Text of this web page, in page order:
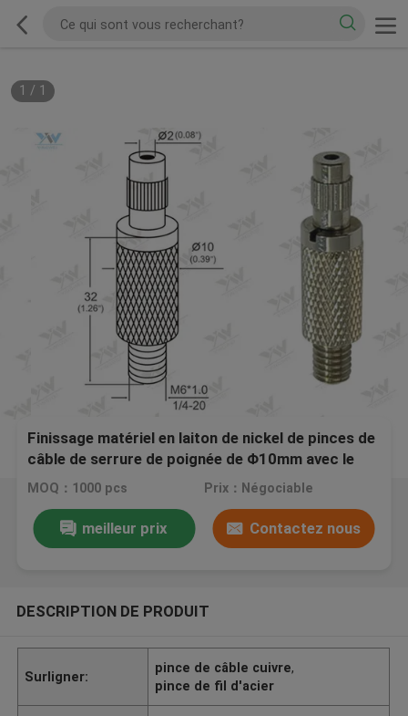
1 / 1
Finissage matériel en laiton de nickel de pinces de
câble de serrure de poignée de Φ10mm avec le
chapeau de sécurité
MOQ：1000 pcs Prix：Négociable
meilleur prix Contactez nous
DESCRIPTION DE PRODUIT
Surligner:
pince de câble cuivre,
pince de fil d'acier